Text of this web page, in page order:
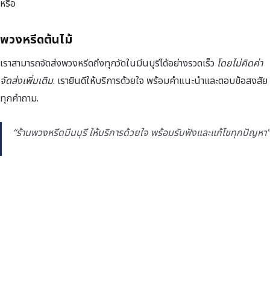
หรือ
พวงหรีดต้นไม้
เราสามารถจัดส่งพวงหรีดถึงทุกวัดในมีนบุรีได้อย่างรวดเร็ว โดยไม่คิดค่า
จัดส่งเพิ่มเติม. เรายินดีให้บริการด้วยใจ พร้อมคำแนะนำและตอบข้อสงสัย
ทุกคำถาม.
“ร้านพวงหรีดมีนบุรี ให้บริการด้วยใจ พร้อมรับฟังและแก้ไขทุกปัญหา”